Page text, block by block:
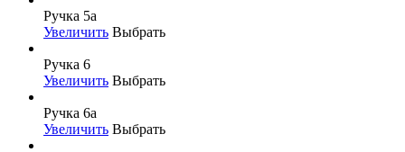
Ручка 5а
Увеличить Выбрать
Ручка 6
Увеличить Выбрать
Ручка 6а
Увеличить Выбрать